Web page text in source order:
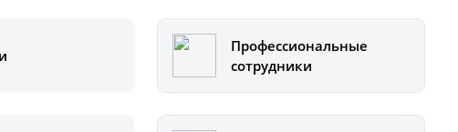
Профессиональные
сотрудники